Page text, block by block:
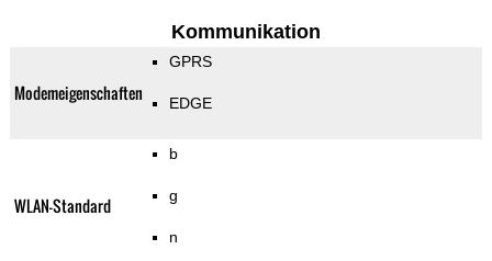
Kommunikation
Modemeigenschaften
GPRS
EDGE
WLAN-Standard
b
g
n